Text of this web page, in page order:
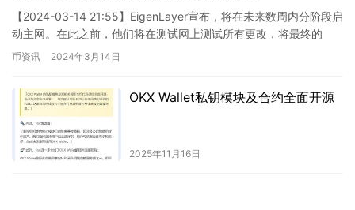
【2024-03-14 21:55】EigenLayer宣布，将在未来数周内分阶段启
动主网。在此之前，他们将在测试网上测试所有更改，将最终的
EigenLayer测试网版本迁移至Ho…
币资讯 2024年3月14日
OKX Wallet私钥模块及合约全面开源
2025年11月16日